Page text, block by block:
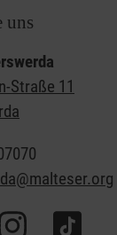
uns
Straße 11